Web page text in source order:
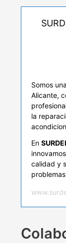
Somos
Alicante,
la
En
calidad y